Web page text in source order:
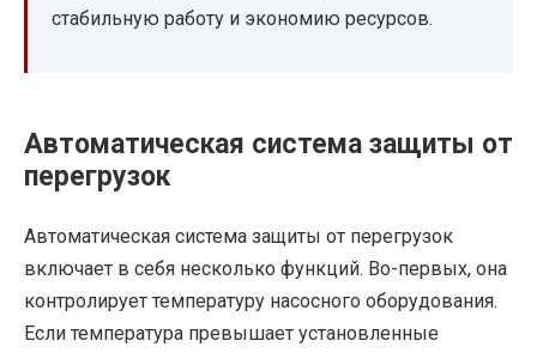
стабильную работу и экономию ресурсов.
Автоматическая система защиты от
перегрузок
Автоматическая система защиты от перегрузок
включает в себя несколько функций. Во-первых, она
контролирует температуру насосного оборудования.
Если температура превышает установленные